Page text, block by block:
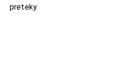
preteky.